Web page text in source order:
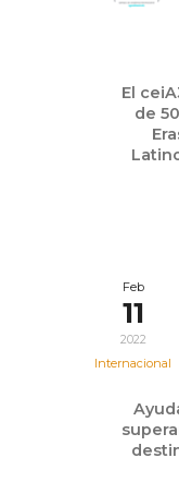
El
de
Feb
11
2022
Internacional